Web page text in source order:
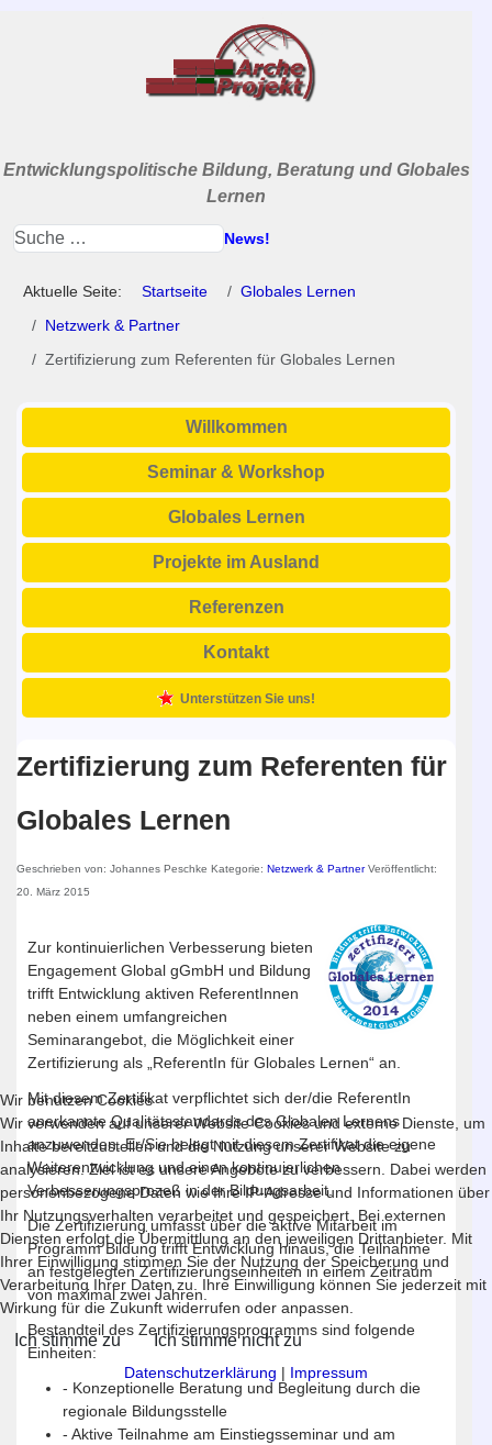
Entwicklungspolitische Bildung, Beratung und Globales
Lernen
News!
Aktuelle Seite: Startseite
Globales Lernen
Netzwerk & Partner
Zertifizierung zum Referenten für Globales Lernen
Willkommen
Seminar & Workshop
Globales Lernen
Projekte im Ausland
Referenzen
Kontakt
Unterstützen Sie uns!
Zertifizierung zum Referenten für
Globales Lernen
Geschrieben von: Johannes Peschke Kategorie: Netzwerk & Partner Veröffentlicht:
20. März 2015
Zur kontinuierlichen Verbesserung bieten
Engagement Global gGmbH und Bildung
trifft Entwicklung aktiven ReferentInnen
neben einem umfangreichen
Seminarangebot, die Möglichkeit einer
Zertifizierung als „ReferentIn für Globales Lernen“ an.
Mit diesem Zertifikat verpflichtet sich der/die ReferentIn
anerkannte Qualitätsstandards des Globalen Lernens
anzuwenden. Er/Sie belegt mit diesem Zertifikat die eigene
Weiterentwicklung und einen kontinuierlichen
Verbesserungsprozeß in der Bildungsarbeit.
Die Zertifizierung umfasst über die aktive Mitarbeit im
Programm Bildung trifft Entwicklung hinaus, die Teilnahme
an festgelegten Zertifizierungseinheiten in einem Zeitraum
von maximal zwei Jahren.
Bestandteil des Zertifizierungsprogramms sind folgende
Einheiten:
- Konzeptionelle Beratung und Begleitung durch die
regionale Bildungsstelle
- Aktive Teilnahme am Einstiegsseminar und am
Wir benutzen Cookies
Wir verwenden auf unserer Website Cookies und externe Dienste, um
Inhalte bereitzustellen und die Nutzung unserer Website zu
analysieren. Ziel ist es unsere Angebote zu verbessern. Dabei werden
personenbezogene Daten wie Ihre IP-Adresse und Informationen über
Ihr Nutzungsverhalten verarbeitet und gespeichert. Bei externen
Diensten erfolgt die Übermittlung an den jeweiligen Drittanbieter. Mit
Ihrer Einwilligung stimmen Sie der Nutzung der Speicherung und
Verarbeitung Ihrer Daten zu. Ihre Einwilligung können Sie jederzeit mit
Wirkung für die Zukunft widerrufen oder anpassen.
Ich stimme zu Ich stimme nicht zu
Datenschutzerklärung | Impressum